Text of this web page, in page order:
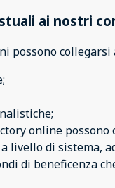
ai nostri
possono
online possono
livello di sistema,
di beneficenza